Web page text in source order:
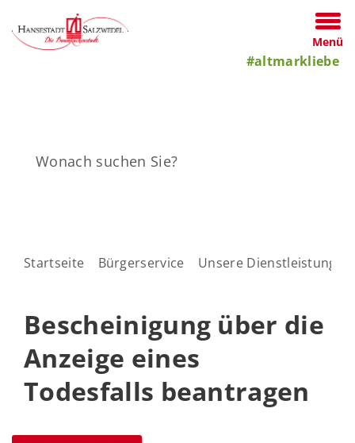
Menü
#altmarkliebe
Startseite Bürgerservice Unsere Dienstleistungen
Bescheinigung über die
Anzeige eines
Todesfalls beantragen